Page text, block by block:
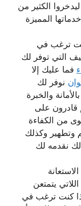
الكثير من
المميزة
ترغب في
التي توفر لك
فما عليك إلا
نوفر لك
والخبرة
قادرون على
من الكفاءة
وتطهير وكذلك
نقدمه لك
اللاتي يتمتعن
إذا كنت ترغب في